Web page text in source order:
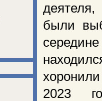
были
2023